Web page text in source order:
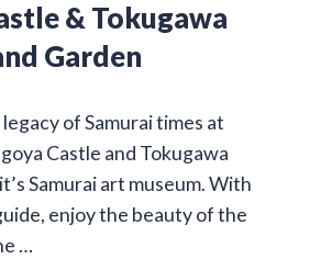
& Tokugawa
Garden
of Samurai times at
Castle and Tokugawa
Samurai art museum. With
enjoy the beauty of the
…